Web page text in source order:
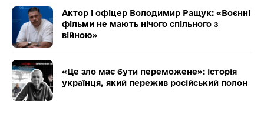
Актор і офіцер Володимир Ращук: «Воєнні
фільми не мають нічого спільного з
війною»
«Це зло має бути переможене»: історія
українця, який пережив російський полон